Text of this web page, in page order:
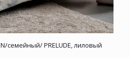
семейный/ PRELUDE, лиловый